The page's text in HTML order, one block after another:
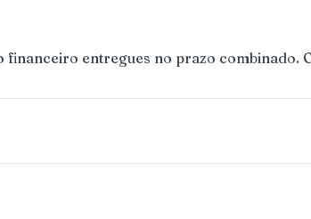
entregues no prazo combinado.